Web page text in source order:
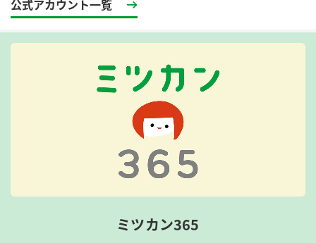
公式アカウント一覧
ミツカン365